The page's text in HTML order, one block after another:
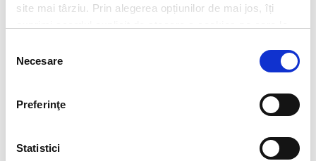
site mai târziu. Prin alegerea opțiunilor de mai jos, îți
consimțământului
Necesare
Preferinţe
Statistici
CV*